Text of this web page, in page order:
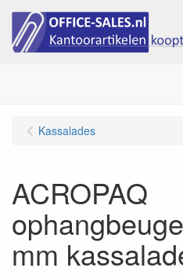
Kassalades
ACROPAQ
mm